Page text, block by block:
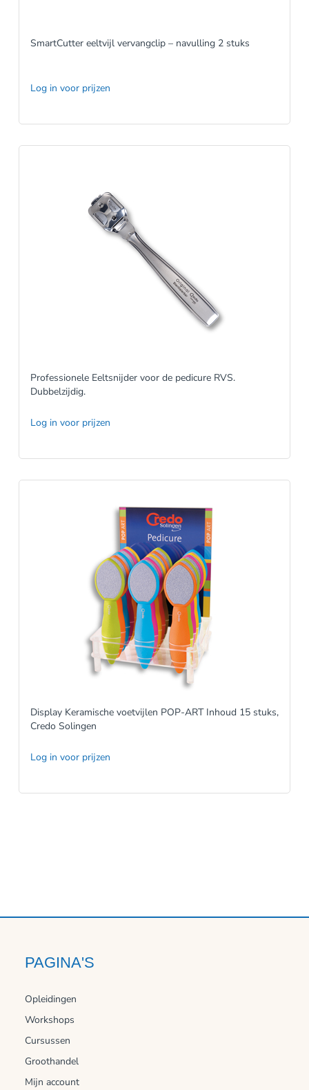
SmartCutter eeltvijl vervangclip – navulling 2 stuks
Log in voor prijzen
Professionele Eeltsnijder voor de pedicure RVS.
Dubbelzijdig.
Log in voor prijzen
Display Keramische voetvijlen POP-ART Inhoud 15 stuks,
Credo Solingen
Log in voor prijzen
PAGINA'S
Opleidingen
Workshops
Cursussen
Groothandel
Mijn account